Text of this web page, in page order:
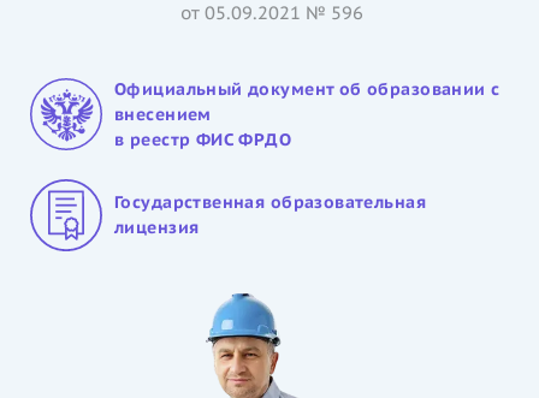
от 05.09.2021 № 596
Официальный документ об образовании с
внесением
в реестр ФИС ФРДО
Государственная образовательная
лицензия